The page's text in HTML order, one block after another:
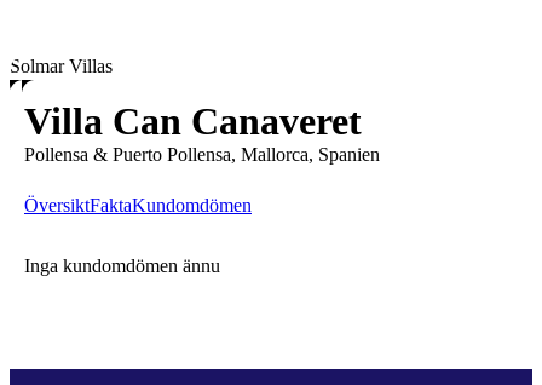
Solmar Villas
Villa Can Canaveret
Pollensa & Puerto Pollensa, Mallorca, Spanien
ÖversiktFaktaKundomdömen
Inga kundomdömen ännu